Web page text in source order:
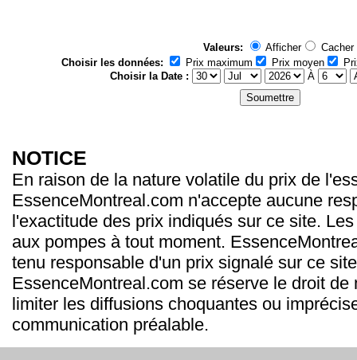
Valeurs: Afficher
Cacher
Choisir les données:
Prix maximum Prix moyen
Choisir la Date :
À
NOTICE
En raison de la nature volatile du prix de
EssenceMontreal.com n'accepte aucune
l'exactitude des prix indiqués sur ce site.
aux pompes à tout moment.
tenu responsable d'un prix signalé sur ce
EssenceMontreal.com se réserve le droit de
limiter les diffusions choquantes ou
communication préalable.